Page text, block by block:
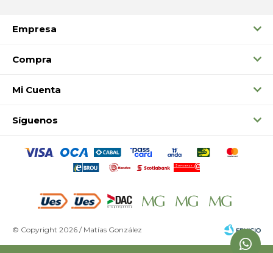
Empresa
Compra
Mi Cuenta
Síguenos
© Copyright 2026 / Matías González